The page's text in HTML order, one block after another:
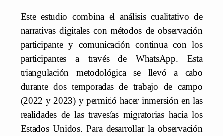
Este estudio combina el análisis cualitativo de
narrativas digitales con métodos de observación
participante y comunicación continua con los
participantes a través de WhatsApp. Esta
triangulación metodológica se llevó a cabo
durante dos temporadas de trabajo de campo
(2022 y 2023) y permitió hacer inmersión en las
realidades de las travesías migratorias hacia los
Estados Unidos. Para desarrollar la observación